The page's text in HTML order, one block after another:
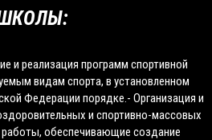
и реализация программ спортивной
видам спорта, в установленном
Федерации порядке.- Организация и
и спортивно-массовых
работы, обеспечивающие создание